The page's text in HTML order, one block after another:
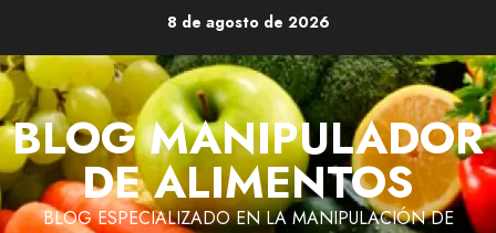
contenido
8 de agosto de 2026
BLOG MANIPULADOR
DE ALIMENTOS
BLOG ESPECIALIZADO EN LA MANIPULACIÓN DE